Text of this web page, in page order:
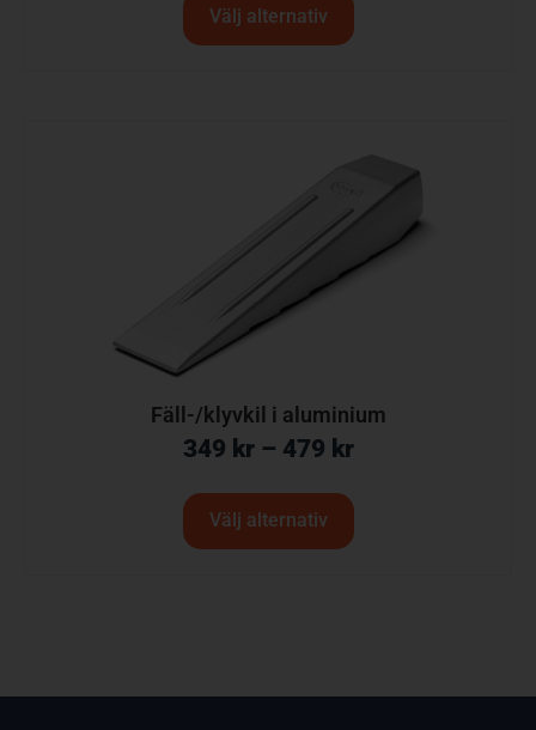
Välj alternativ
Fäll-/klyvkil i aluminium
349 kr – 479 kr
Välj alternativ